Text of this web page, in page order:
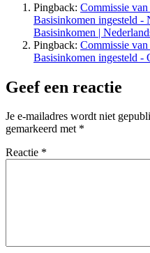
Pingback: Commissie
Basisinkomen ingesteld -
Basisinkomen |
Pingback: Commissie
Basisinkomen ingesteld -
Geef een reactie
Je e-mailadres wordt niet
gemarkeerd met *
Reactie *